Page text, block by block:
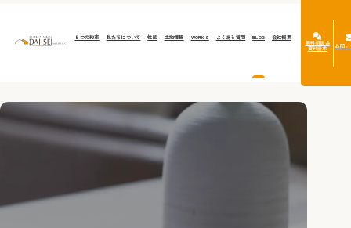
５つの約束 私たちについて 性能 土地情報 WORKS よくある質問 BLOG 会社概要
無料相談会
資料請求 お問い